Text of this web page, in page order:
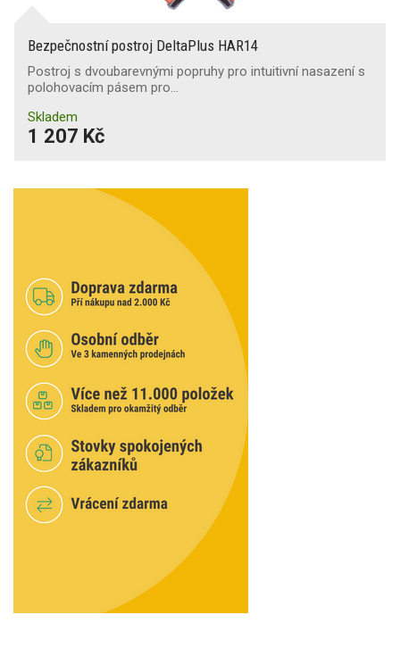
Bezpečnostní postroj DeltaPlus HAR14
Postroj s dvoubarevnými popruhy pro intuitivní nasazení s
polohovacím pásem pro…
Skladem
1 207 Kč